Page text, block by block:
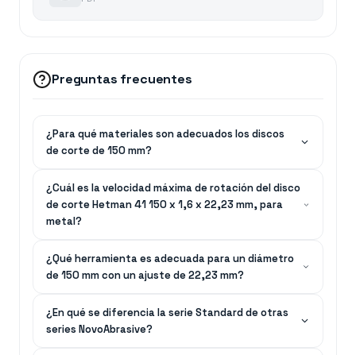
Preguntas frecuentes
¿Para qué materiales son adecuados los discos
de corte de 150 mm?
¿Cuál es la velocidad máxima de rotación del disco
de corte Hetman 41 150 x 1,6 x 22,23 mm, para
metal?
¿Qué herramienta es adecuada para un diámetro
de 150 mm con un ajuste de 22,23 mm?
¿En qué se diferencia la serie Standard de otras
series NovoAbrasive?